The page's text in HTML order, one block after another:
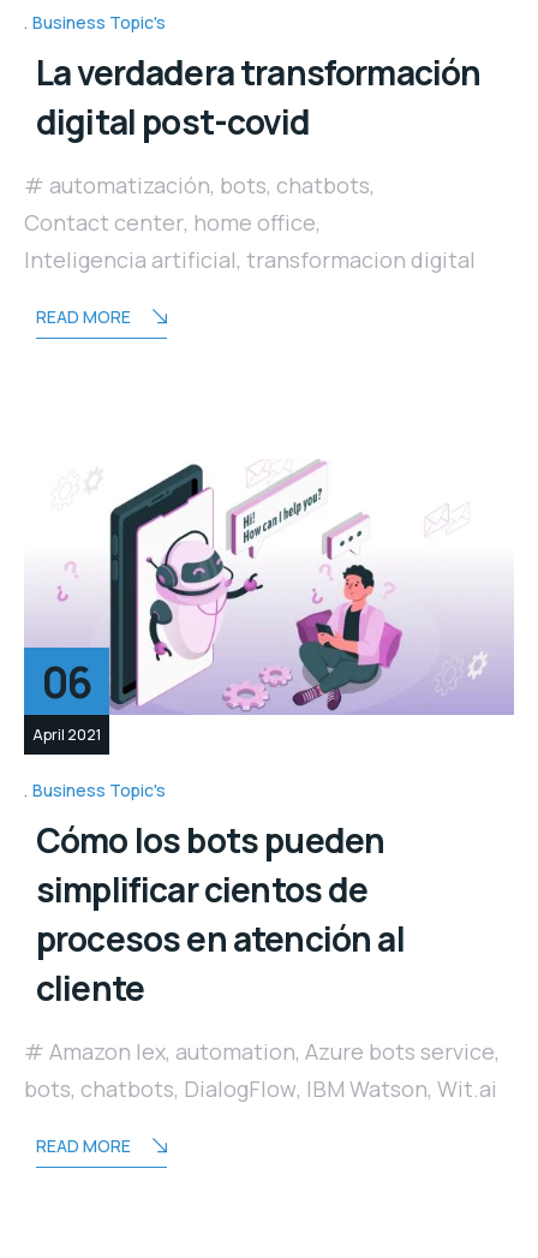
Business Topic's
La verdadera transformación
digital post-covid
automatización, bots, chatbots,
Contact center, home office,
Inteligencia artificial, transformacion digital
READ MORE
06
April 2021
Business Topic's
Cómo los bots pueden
simplificar cientos de
procesos en atención al
cliente
Amazon lex, automation, Azure bots service,
bots, chatbots, DialogFlow, IBM Watson, Wit.ai
READ MORE